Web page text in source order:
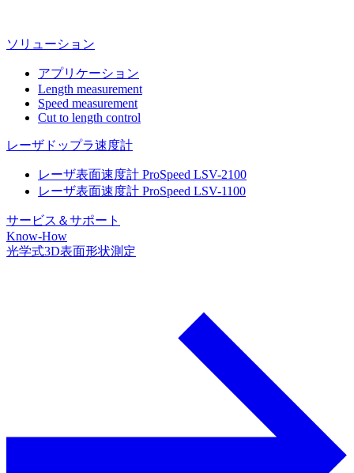
ソリューション
アプリケーション
Length measurement
Speed measurement
Cut to length control
レーザドップラ速度計
レーザ表面速度計 ProSpeed LSV-2100
レーザ表面速度計 ProSpeed LSV-1100
サービス＆サポート
Know-How
光学式3D表面形状測定